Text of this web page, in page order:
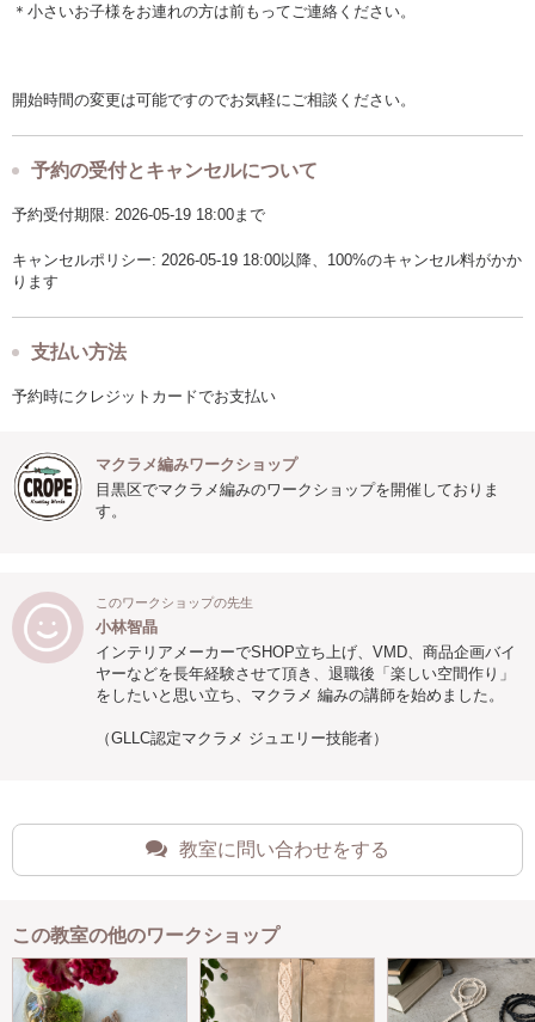
＊小さいお子様をお連れの方は前もってご連絡ください。
開始時間の変更は可能ですのでお気軽にご相談ください。
予約の受付とキャンセルについて
予約受付期限: 2026-05-19 18:00まで
キャンセルポリシー: 2026-05-19 18:00以降、100%のキャンセル料がかか
ります
支払い方法
予約時にクレジットカードでお支払い
マクラメ編みワークショップ
目黒区でマクラメ編みのワークショップを開催しておりま
す。
このワークショップの先生
小林智晶
インテリアメーカーでSHOP立ち上げ、VMD、商品企画バイ
ヤーなどを長年経験させて頂き、退職後「楽しい空間作り」
をしたいと思い立ち、マクラメ 編みの講師を始めました。
（GLLC認定マクラメ ジュエリー技能者）
教室に問い合わせをする
この教室の他のワークショップ